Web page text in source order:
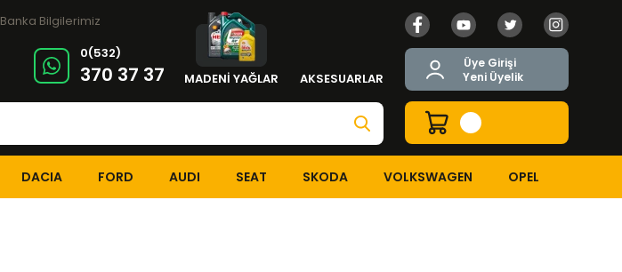
Banka Bilgilerimiz
0(532)
370 37 37 MADENİ YAĞLAR AKSESUARLAR
Üye Girişi
Yeni Üyelik
DACIA FORD AUDI SEAT SKODA VOLKSWAGEN OPEL